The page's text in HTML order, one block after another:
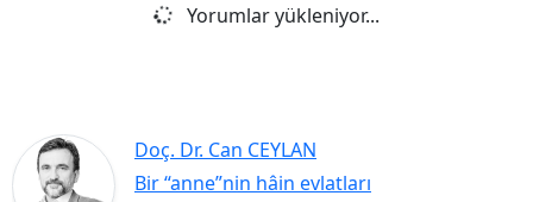
Yorumlar yükleniyor...
Doç. Dr. Can CEYLAN
Bir “anne”nin hâin evlatları